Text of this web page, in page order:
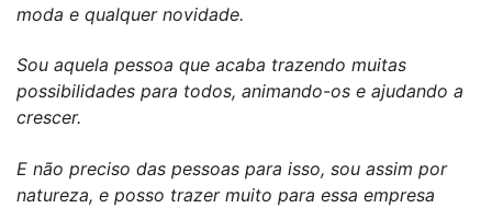
moda e qualquer novidade.
Sou aquela pessoa que acaba trazendo muitas
possibilidades para todos, animando-os e ajudando a
crescer.
E não preciso das pessoas para isso, sou assim por
natureza, e posso trazer muito para essa empresa